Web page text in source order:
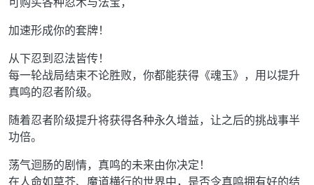
加速形成你的套牌！
从下忍到忍法皆传！
每一轮战局结束不论胜败，你都能获得《魂玉》，用以提升
真鸣的忍者阶级。
随着忍者阶级提升将获得各种永久增益，让之后的挑战事半
功倍。
荡气迴肠的剧情，真鸣的未来由你决定！
在人命如草芥、魔道横行的世界中，是否令真鸣拥有好的结